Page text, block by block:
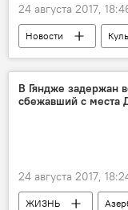
24 августа 2017,
Новости
Азербайджан
Асанали Ашимов
В Гяндже задержан
сбежавший с места
24 августа 2017,
ЖИЗНЬ